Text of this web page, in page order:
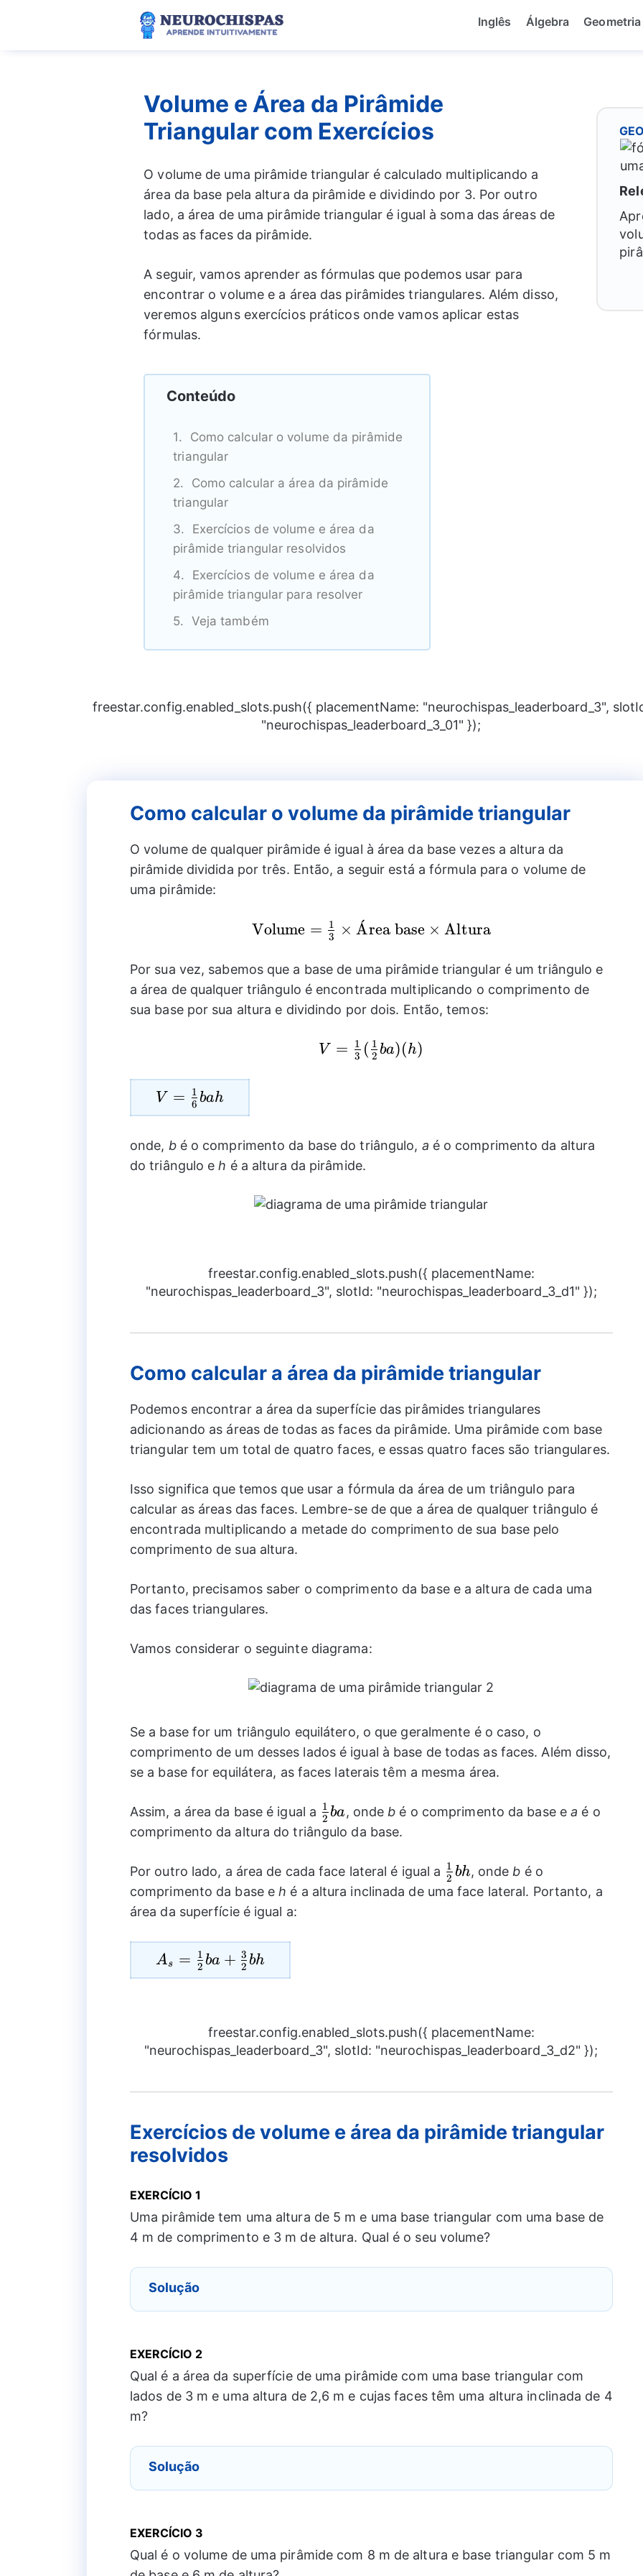
Inglês Álgebra Geometria
Volume e Área da Pirâmide
Triangular com Exercícios
O volume de uma pirâmide triangular é calculado multiplicando a
área da base pela altura da pirâmide e dividindo por 3. Por outro
lado, a área de uma pirâmide triangular é igual à soma das áreas de
todas as faces da pirâmide.
A seguir, vamos aprender as fórmulas que podemos usar para
encontrar o volume e a área das pirâmides triangulares. Além disso,
veremos alguns exercícios práticos onde vamos aplicar estas
fórmulas.
Conteúdo
Como calcular o volume da pirâmide
triangular
Como calcular a área da pirâmide
triangular
Exercícios de volume e área da
pirâmide triangular resolvidos
Exercícios de volume e área da
pirâmide triangular para resolver
Veja também
freestar.config.enabled_slots.push({ placementName: "neurochispas_leaderboard_3",
"neurochispas_leaderboard_3_01" });
Como calcular o volume da pirâmide triangular
O volume de qualquer pirâmide é igual à área da base vezes a altura da
pirâmide dividida por três. Então, a seguir está a fórmula para o volume de
uma pirâmide:
\text{Volume}
= \frac{1}
{3}\times
\text{Área
base}\times
\text{Altura}
Volume = 3
1 × A
ˊrea base × Altura
Por sua vez, sabemos que a base de uma pirâmide triangular é um triângulo e
a área de qualquer triângulo é encontrada multiplicando o comprimento de
sua base por sua altura e dividindo por dois. Então, temos:
V=\frac{1}
V = 3
1 ( 2
1 ba)(h)
V=\frac{1}
{6}bah
V = 6
1 bah
onde, bé o comprimento da base do triângulo, a é o comprimento da altura
do triângulo eh é a altura da pirâmide.
freestar.config.enabled_slots.push({ placementName:
"neurochispas_leaderboard_3", slotId: "neurochispas_leaderboard_3_d1" });
Como calcular a área da pirâmide triangular
Podemos encontrar a área da superfície das pirâmides triangulares
adicionando as áreas de todas as faces da pirâmide. Uma pirâmide com base
triangular tem um total de quatro faces, e essas quatro faces são triangulares.
Isso significa que temos que usar a fórmula da área de um triângulo para
calcular as áreas das faces. Lembre-se de que a área de qualquer triângulo é
encontrada multiplicando a metade do comprimento de sua base pelo
comprimento de sua altura.
Portanto, precisamos saber o comprimento da base e a altura de cada uma
das faces triangulares.
Vamos considerar o seguinte diagrama:
Se a base for um triângulo equilátero, o que geralmente é o caso, o
comprimento de um desses lados é igual à base de todas as faces. Além disso,
se a base for equilátera, as faces laterais têm a mesma área.
Assim, a área da base é igual a \frac{1}
{2}ba
2
1 ba, onde b é o comprimento da base ea é o
comprimento da altura do triângulo da base.
Por outro lado, a área de cada face lateral é igual a \frac{1}
{2} bh
2
1 bh, onde b é o
comprimento da base eh é a altura inclinada de uma face lateral. Portanto, a
área da superfície é igual a:
A_{s}=\frac{1}
{2}ba+\frac{3}
As = 2
1 ba + 2
3 bh
freestar.config.enabled_slots.push({ placementName:
"neurochispas_leaderboard_3", slotId: "neurochispas_leaderboard_3_d2" });
Exercícios de volume e área da pirâmide triangular
resolvidos
EXERCÍCIO 1
Uma pirâmide tem uma altura de 5 m e uma base triangular com uma base de
4 m de comprimento e 3 m de altura. Qual é o seu volume?
Solução
EXERCÍCIO 2
Qual é a área da superfície de uma pirâmide com uma base triangular com
lados de 3 m e uma altura de 2,6 m e cujas faces têm uma altura inclinada de 4
m?
Solução
EXERCÍCIO 3
Qual é o volume de uma pirâmide com 8 m de altura e base triangular com 5 m